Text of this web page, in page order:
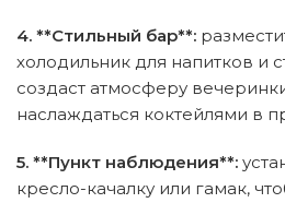
4. **Стильный бар**:
холодильник для напитков и
создаст атмосферу
наслаждаться коктейлями в
5. **Пункт наблюдения**:
кресло-качалку или гамак,